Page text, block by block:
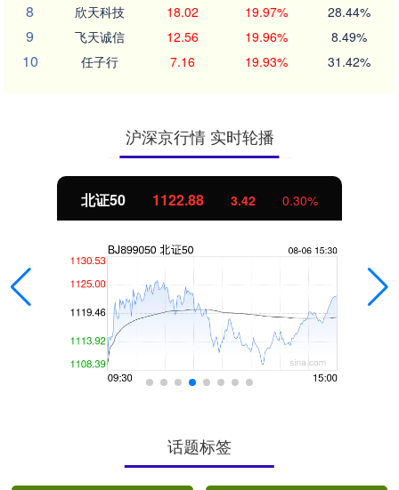
8 欣天科技 18.02 19.97% 28.44%
9 飞天诚信 12.56 19.96% 8.49%
10 任子行 7.16 19.93% 31.42%
沪深京行情 实时轮播
北证50 1122.88 3.42 0.30%
话题标签